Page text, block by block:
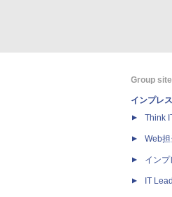
Group
インプレ
Think
Web
イン
IT